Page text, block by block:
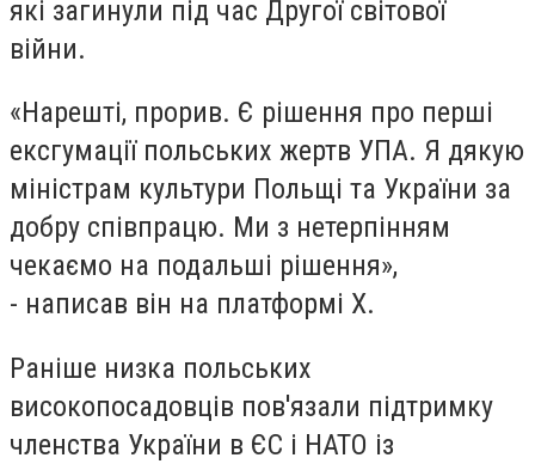
які загинули під час Другої світової
війни.
«Нарешті, прорив. Є рішення про перші
ексгумації польських жертв УПА. Я дякую
міністрам культури Польщі та України за
добру співпрацю. Ми з нетерпінням
чекаємо на подальші рішення»,
- написав він на платформі Х.
Раніше низка польських
високопосадовців пов'язали підтримку
членства України в ЄС і НАТО із